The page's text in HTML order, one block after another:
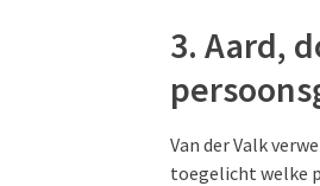
3. Aard,
Van der Valk
toegelicht welke